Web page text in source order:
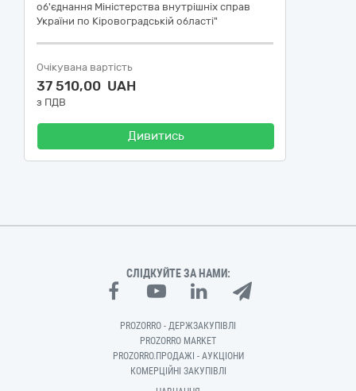
об'єднання Міністерства внутрішніх справ
України по Кіровоградській області"
Очікувана вартість
37 510,00 UAH
з ПДВ
Дивитись
СЛІДКУЙТЕ ЗА НАМИ:
PROZORRO - ДЕРЖЗАКУПІВЛІ
PROZORRO MARKET
PROZORRO.ПРОДАЖІ - АУКЦІОНИ
КОМЕРЦІЙНІ ЗАКУПІВЛІ